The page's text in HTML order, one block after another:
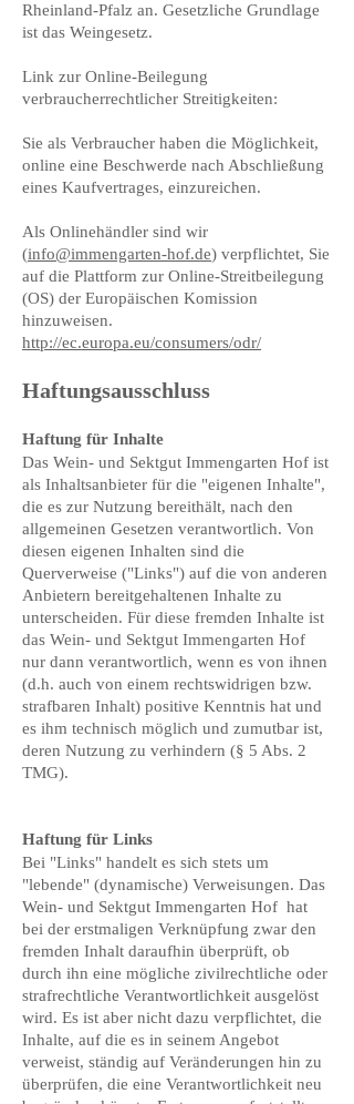
Rheinland-Pfalz an. Gesetzliche Grundlage
ist das Weingesetz.
Link zur Online-Beilegung
verbraucherrechtlicher Streitigkeiten:
Sie als Verbraucher haben die Möglichkeit,
online eine Beschwerde nach Abschließung
eines Kaufvertrages, einzureichen.
Als Onlinehändler sind wir
(info@immengarten-hof.de) verpflichtet, Sie
auf die Plattform zur Online-Streitbeilegung
(OS) der Europäischen Komission
hinzuweisen.
http://ec.europa.eu/consumers/odr/
Haftungsausschluss
Haftung für Inhalte
Das Wein- und Sektgut Immengarten Hof ist
als Inhaltsanbieter für die "eigenen Inhalte",
die es zur Nutzung bereithält, nach den
allgemeinen Gesetzen verantwortlich. Von
diesen eigenen Inhalten sind die
Querverweise ("Links") auf die von anderen
Anbietern bereitgehaltenen Inhalte zu
unterscheiden. Für diese fremden Inhalte ist
das Wein- und Sektgut Immengarten Hof
nur dann verantwortlich, wenn es von ihnen
(d.h. auch von einem rechtswidrigen bzw.
strafbaren Inhalt) positive Kenntnis hat und
es ihm technisch möglich und zumutbar ist,
deren Nutzung zu verhindern (§ 5 Abs. 2
TMG).
Haftung für Links
Bei "Links" handelt es sich stets um
"lebende" (dynamische) Verweisungen. Das
Wein- und Sektgut Immengarten Hof hat
bei der erstmaligen Verknüpfung zwar den
fremden Inhalt daraufhin überprüft, ob
durch ihn eine mögliche zivilrechtliche oder
strafrechtliche Verantwortlichkeit ausgelöst
wird. Es ist aber nicht dazu verpflichtet, die
Inhalte, auf die es in seinem Angebot
verweist, ständig auf Veränderungen hin zu
überprüfen, die eine Verantwortlichkeit neu